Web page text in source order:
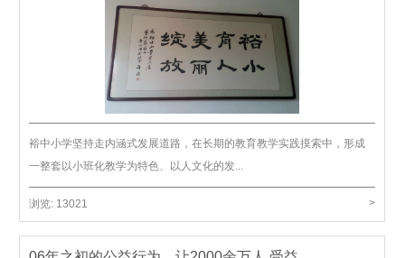
裕中小学坚持走内涵式发展道路，在长期的教育教学实践摸索中，形成
一整套以小班化教学为特色、以人文化的发...
浏览: 13021 >